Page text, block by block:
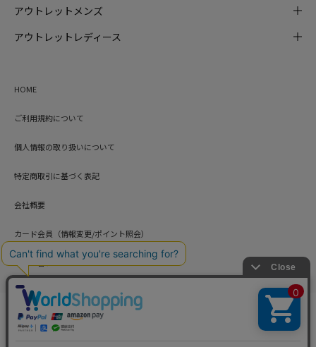
アウトレットメンズ
アウトレットレディース
HOME
ご利用規約について
個人情報の取り扱いについて
特定商取引に基づく表記
会社概要
カード会員（情報変更/ポイント照会）